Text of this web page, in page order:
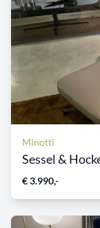
Minotti
Sessel &
€ 3.990,-